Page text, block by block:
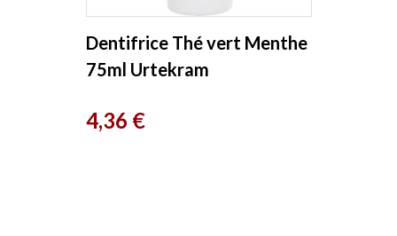
Dentifrice Thé vert Menthe
75ml Urtekram
Prix
4,36 €